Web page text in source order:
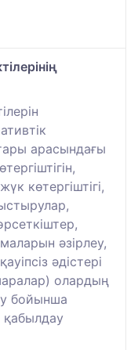
арасындағы
көтергіштігі,
әзірлеу,
әдістері
олардың
бойынша